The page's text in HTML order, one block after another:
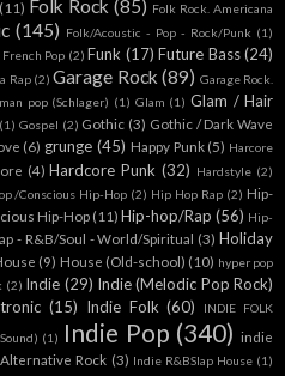
(11) Folk Rock (85) Folk Rock. Americana
(145) Folk/Acoustic - Pop - Rock/Punk (1)
French Pop (2) Funk (17) Future Bass (24)
Rap (2) Garage Rock (89) Garage Rock.
pop (Schlager) (1) Glam (1) Glam / Hair
(1) Gospel (2) Gothic (3) Gothic / Dark Wave
(6) grunge (45) Happy Punk (5) Harcore
(4) Hardcore Punk (32) Hardstyle (2)
/Conscious Hip-Hop (2) Hip Hop Rap (2) Hip-
Hip-Hop (11) Hip-hop/Rap (56) Hip-
- R&B/Soul - World/Spiritual (3) Holiday
(9) House (Old-school) (10) hyper pop
(2) Indie (29) Indie (Melodic Pop Rock)
(15) Indie Folk (60) INDIE FOLK
(1) Indie Pop (340) indie
Alternative Rock (3) Indie R&BSlap House (1)